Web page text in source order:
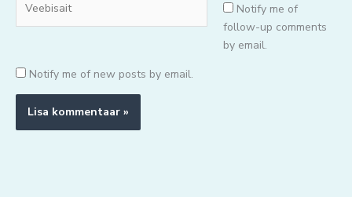
Notify me of
follow-up comments
by email.
Notify me of new posts by email.